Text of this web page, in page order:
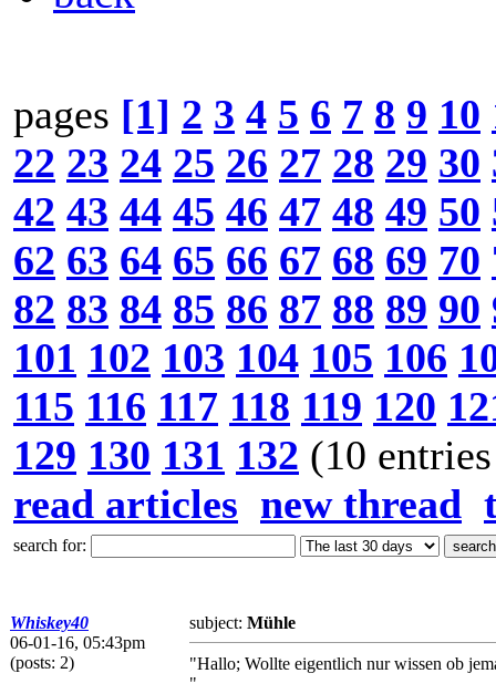
pages [1] 2 3 4 5 6 7 8 9 10
22 23 24 25 26 27 28 29 30
42 43 44 45 46 47 48 49 50
62 63 64 65 66 67 68 69 70
82 83 84 85 86 87 88 89 90
101 102 103 104 105 106
115 116 117 118 119 120
129 130 131 132 (10
read articles new thread
search for:
Whiskey40
06-01-16, 05:43pm
(posts: 2)
subject: Mühle
"Hallo; Wollte eigentlich nur wissen ob
"